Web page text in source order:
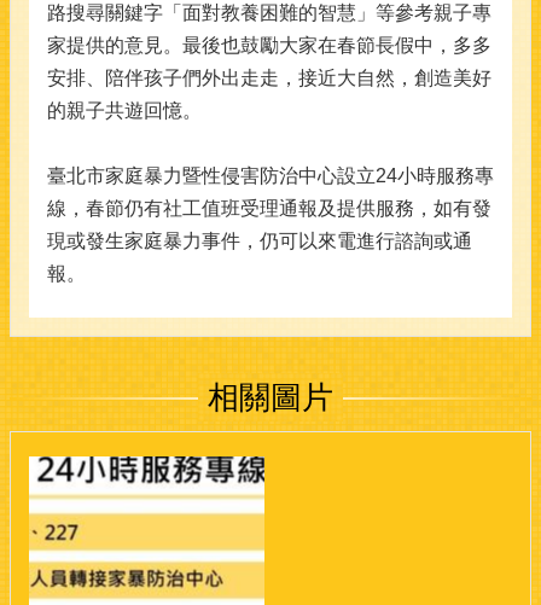
路搜尋關鍵字「面對教養困難的智慧」等參考親子專
家提供的意見。最後也鼓勵大家在春節長假中，多多
安排、陪伴孩子們外出走走，接近大自然，創造美好
的親子共遊回憶。
臺北市家庭暴力暨性侵害防治中心設立24小時服務專
線，春節仍有社工值班受理通報及提供服務，如有發
現或發生家庭暴力事件，仍可以來電進行諮詢或通
報。
相關圖片